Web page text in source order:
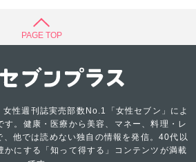
PAGE TOP
女性週刊誌実売部数No.1「女性セブン」によ
す。健康・医療から美容、マネー、料理・レ
、他では読めない独自の情報を発信。40代以
かにする「知って得する」コンテンツが満載